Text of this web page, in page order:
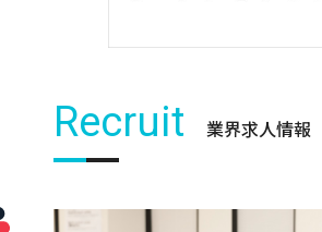
Recruit 業界求人情報